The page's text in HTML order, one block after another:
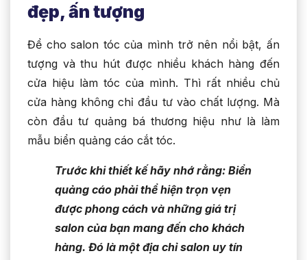
đẹp, ấn tượng
Để cho salon tóc của mình trở nên nổi bật, ấn
tượng và thu hút được nhiều khách hàng đến
cửa hiệu làm tóc của mình. Thì rất nhiều chủ
cửa hàng không chỉ đầu tư vào chất lượng. Mà
còn đầu tư quảng bá thương hiệu như là làm
mẫu biển quảng cáo cắt tóc.
Trước khi thiết kế hãy nhớ rằng: Biển
quảng cáo phải thể hiện trọn vẹn
được phong cách và những giá trị
salon của bạn mang đến cho khách
hàng. Đó là một địa chỉ salon uy tín